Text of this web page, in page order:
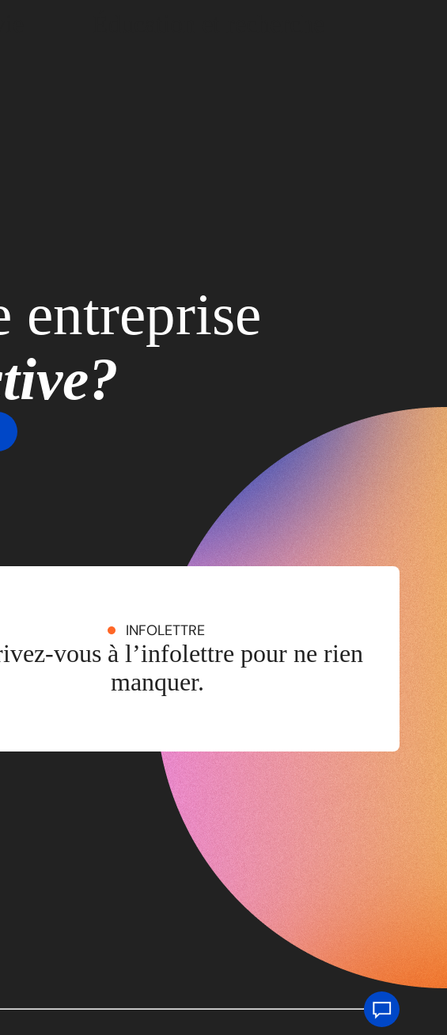
entreprise
INFOLETTRE
vous à l’infolettre pour ne rien
manquer.